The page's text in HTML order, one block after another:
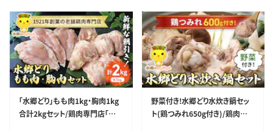
「水郷どり」もも肉1kg・胸肉1kg
合計2kgセット/鶏肉専門店「水
野菜付き!水郷どり水炊き鍋セッ
ト(鶏つみれ650g付き)/鶏肉専